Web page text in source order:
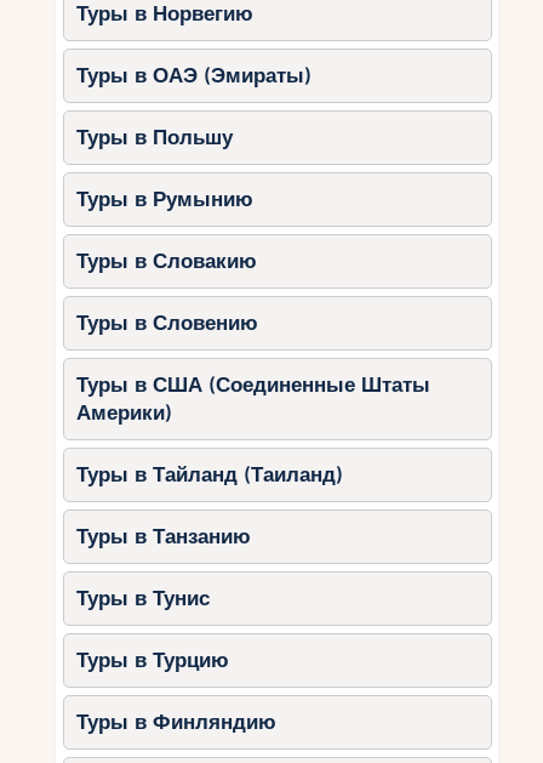
Туры в Норвегию
Туры в ОАЭ (Эмираты)
Туры в Польшу
Туры в Румынию
Туры в Словакию
Туры в Словению
Туры в США (Соединенные Штаты
Америки)
Туры в Тайланд (Таиланд)
Туры в Танзанию
Туры в Тунис
Туры в Турцию
Туры в Финляндию